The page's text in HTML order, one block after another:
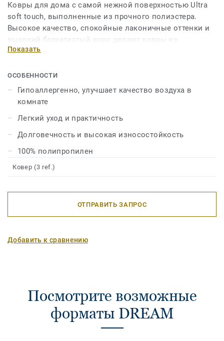
Ковры для дома с самой нежной поверхностью Ultra
soft touch, выполненные из прочного полиэстера.
Высокое качество, спокойные лаконичные оттенки и
высокий бархатистый ворс делают ковры из
коллекции DREAM отличныным решением для
изготовлены ковры, очень устойчив, функционален, а
также легкий в уходе, быстро и легко чистится.
Показать
ОСОБЕННОСТИ
Гипоаллергенно, улучшает качество воздуха в
комнате
Легкий уход и практичность
Долговечность и высокая износостойкость
100% полипропилен
Ковер (3 ref.)
ОТПРАВИТЬ ЗАПРОС
Добавить к сравнению
Посмотрите возможные
форматы DREAM